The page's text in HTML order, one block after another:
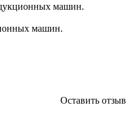
машин.
машин.
Оставить отзыв